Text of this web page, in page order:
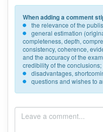
When adding a comment
the relevance of the
general estimation
completeness, depth,
consistency, coherence,
and the accuracy of the
credibility of the conclusions;
disadvantages,
questions and wishes to